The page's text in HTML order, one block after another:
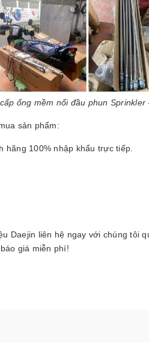
ống mềm nối đầu phun Sprinkler
sản phẩm:
hãng 100% nhập khẩu trực tiếp.
Daejin liên hệ ngay với chúng tôi
giá miễn phí!